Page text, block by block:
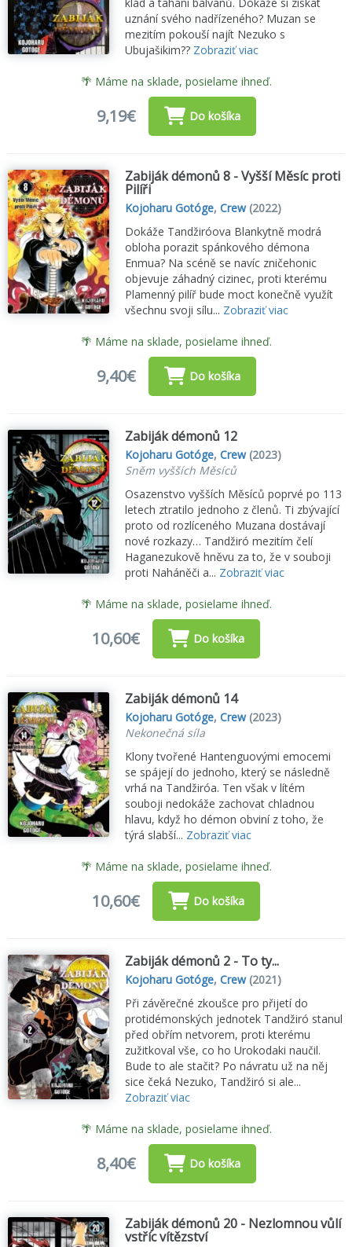
uznání svého nadřízeného? Muzan se
mezitím pokouší najít Nezuko s
Ubujašikim?? Zobraziť viac
🌴 Máme na sklade, posielame ihneď.
9,19€ Do košíka
Zabiják démonů 8 - Vyšší Měsíc proti
Pilíři
Kojoharu Gotóge,Crew(2022)
Dokáže Tandžiróova Blankytně modrá
obloha porazit spánkového démona
Enmua? Na scéně se navíc zničehonic
objevuje záhadný cizinec, proti kterému
Plamenný pilíř bude moct konečně využít
všechnu svoji sílu... Zobraziť viac
🌴 Máme na sklade, posielame ihneď.
9,40€ Do košíka
Zabiják démonů 12
Kojoharu Gotóge,Crew(2023)
Sněm vyšších Měsíců
Osazenstvo vyšších Měsíců poprvé po 113
letech ztratilo jednoho z členů. Ti zbývající
proto od rozlíceného Muzana dostávají
nové rozkazy… Tandžiró mezitím čelí
Haganezukově hněvu za to, že v souboji
proti Naháněči a... Zobraziť viac
🌴 Máme na sklade, posielame ihneď.
10,60€ Do košíka
Zabiják démonů 14
Kojoharu Gotóge,Crew(2023)
Nekonečná síla
Klony tvořené Hantenguovými emocemi
se spájejí do jednoho, který se následně
vrhá na Tandžiróa. Ten však v lítém
souboji nedokáže zachovat chladnou
hlavu, když ho démon obviní z toho, že
týrá slabší... Zobraziť viac
🌴 Máme na sklade, posielame ihneď.
10,60€ Do košíka
Zabiják démonů 2 - To ty...
Kojoharu Gotóge,Crew(2021)
Při závěrečné zkoušce pro přijetí do
protidémonských jednotek Tandžiró stanul
před obřím netvorem, proti kterému
zužitkoval vše, co ho Urokodaki naučil.
Bude to ale stačit? Po návratu už na něj
sice čeká Nezuko, Tandžiró si ale...
Zobraziť viac
🌴 Máme na sklade, posielame ihneď.
8,40€ Do košíka
Zabiják démonů 20 - Nezlomnou vůlí
vstříc vítězství